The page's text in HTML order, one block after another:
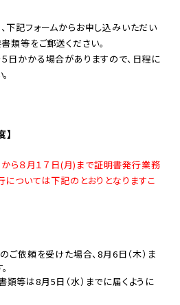
下記フォームからお申し込みいただい
類等をご郵送ください。
日かかる場合がありますので、日程に
ら８月１７日(月)まで証明書発行業務
ついては下記のとおりとなりますこ
ご依頼を受けた場合、8月6日（木）ま
等は8月5日（水）までに届くように